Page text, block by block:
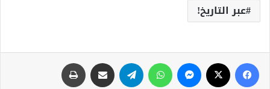
عبر التاريخ!